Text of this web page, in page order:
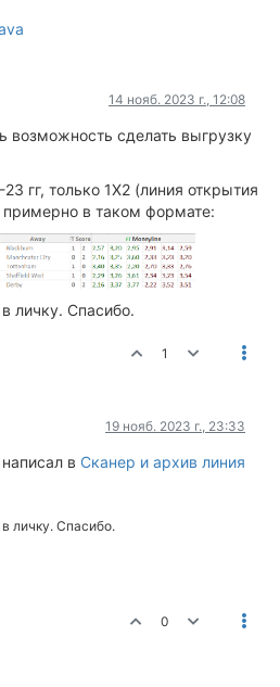
14 нояб. 2023 г., 12:08
возможность сделать выгрузку
гг, только 1Х2 (линия открытия
в таком формате:
личку. Спасибо.
1
19 нояб. 2023 г., 23:33
написал в Сканер и архив линия
личку. Спасибо.
0